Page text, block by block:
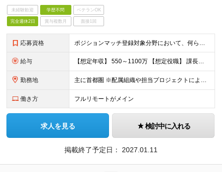
未経験歓迎 学歴不問 ベテランOK
完全週休2日 賞与複数月 面接1回
応募資格 ポジションマッチ登録対象分野において、何らかの知識・経験がある方 【活かせる経験・スキル】 下記いずれかの領域における何かしらの経験／スキル ・ITコンサルタント ・プロジェクトマネージャー ・I
給与 【想定年収】 550～1100万 【想定役職】 課長代理 主任 一般 ※これまでの経験・年齢などを考慮し、当社給与規則に基づき決定します。 ※残業手当 一般社員（定型勤務・フレックスタイム制）の
勤務地 主に首都圏 ※配属組織や担当プロジェクトにより異なります
働き方 フルリモートがメイン
求人を見る 検討中に入れる
掲載終了予定日： 2027.01.11